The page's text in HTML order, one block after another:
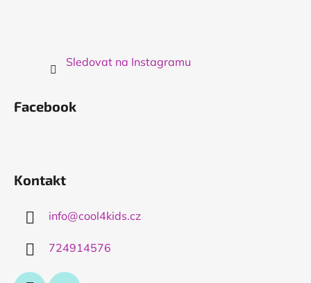
Sledovat na Instagramu
Facebook
Kontakt
info@cool4kids.cz
724914576